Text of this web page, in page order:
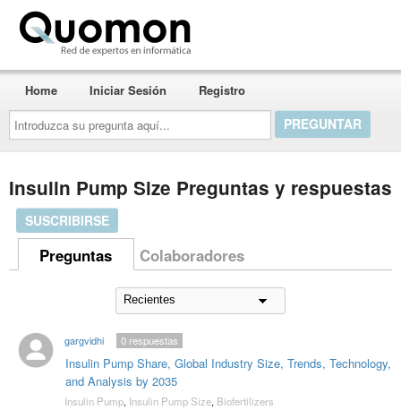
Introduzca
su
pregunta
aquí...
Home Iniciar Sesión Registro
Insulin Pump Size Preguntas y respuestas
SUSCRIBIRSE
Preguntas Colaboradores
gargvidhi
Insulin Pump Share, Global Industry Size, Trends, Technology,
and Analysis by 2035
0respuestas
Insulin Pump, Insulin Pump Size, Biofertilizers